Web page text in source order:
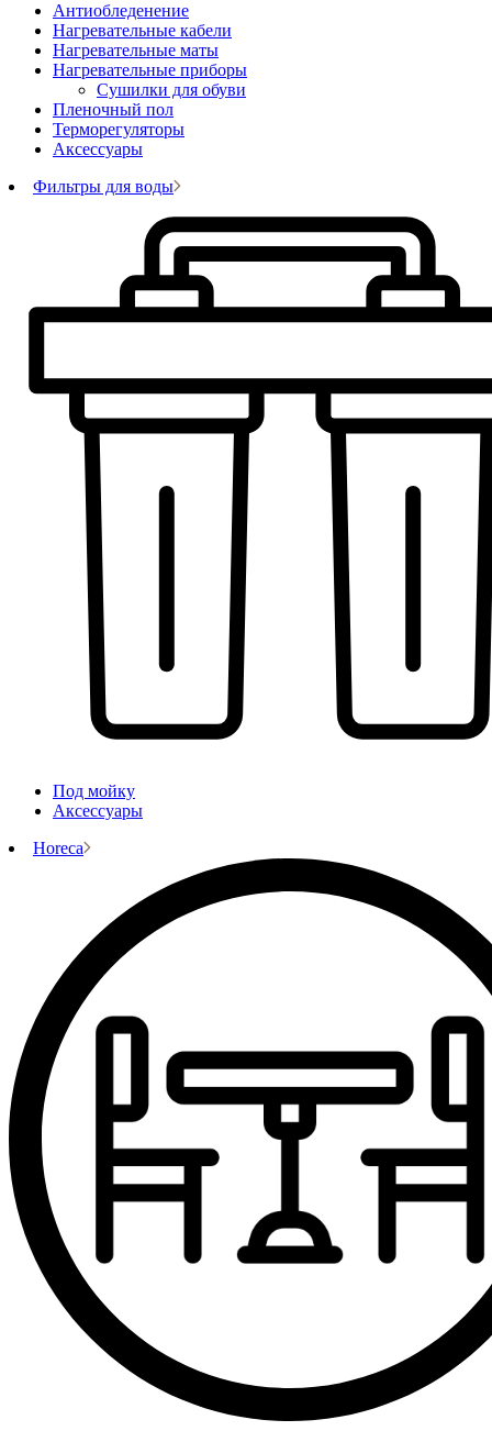
Антиобледенение
Нагревательные кабели
Нагревательные маты
Нагревательные приборы
Сушилки для обуви
Пленочный пол
Терморегуляторы
Аксессуары
Фильтры для воды
Под мойку
Аксессуары
Horeca